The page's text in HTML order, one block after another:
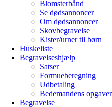
Blomsterbånd
Se dødsannoncer
Om dødsannoncer
Skovbegravelse
Kister/urner til børn
Huskeliste
Begravelseshjælp
Satser
Formueberegning
Udbetaling
Bedemandens opgaver
Begravelse